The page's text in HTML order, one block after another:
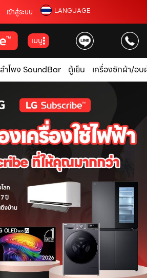
เข้าสู่ระบบ LANGUAGE
เมนู
ลำโพง SoundBar ตู้เย็น เครื่องซักผ้า/อบ